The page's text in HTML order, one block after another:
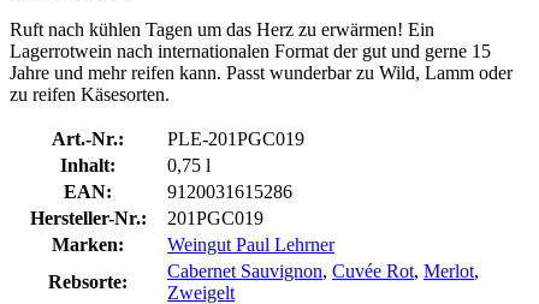
Ruft nach kühlen Tagen um das Herz zu erwärmen! Ein
Lagerrotwein nach internationalen Format der gut und gerne 15
Jahre und mehr reifen kann. Passt wunderbar zu Wild, Lamm oder
zu reifen Käsesorten.
Art.-Nr.:
PLE-201PGC019
Inhalt:
0,75 l
EAN:
9120031615286
Hersteller-Nr.:
201PGC019
Marken:
Weingut Paul Lehrner
Rebsorte:
Cabernet Sauvignon, Cuvée Rot, Merlot,
Zweigelt